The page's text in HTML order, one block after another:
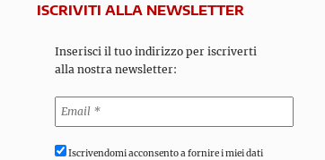
ISCRIVITI ALLA NEWSLETTER
Inserisci il tuo indirizzo per iscriverti
alla nostra newsletter:
Iscrivendomi acconsento a fornire i miei dati